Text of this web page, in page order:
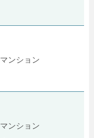
マンション
マンション